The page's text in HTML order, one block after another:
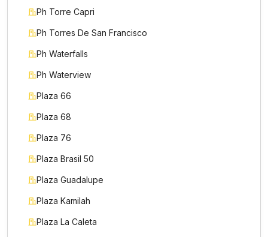
Ph Torre Capri
Ph Torres De San Francisco
Ph Waterfalls
Ph Waterview
Plaza 66
Plaza 68
Plaza 76
Plaza Brasil 50
Plaza Guadalupe
Plaza Kamilah
Plaza La Caleta